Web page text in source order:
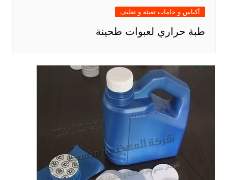
أكياس و خامات تعبئة و تغليف
طبة حراري لعبوات طحينة